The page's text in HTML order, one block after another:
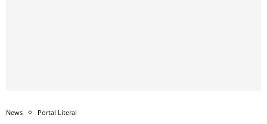
News Portal Literal